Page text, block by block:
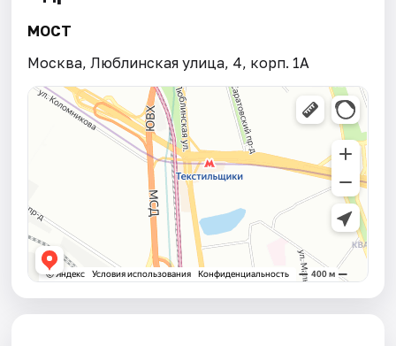
МОСТ
Москва, Люблинская улица, 4, корп. 1А